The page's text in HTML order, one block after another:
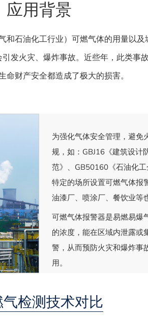
应用背景
石油化工行业）可燃气体的用量以
发火灾、爆炸事故。近些年，此类事
命财产安全都造成了极大的损害。
为强化气体安全管理，避免
规，如：GBJ16《建筑设计
范》、GB50160《石油化
特定的场所设置可燃气体报
油漆厂、喷涂厂、餐饮业等
可燃气体报警器是易燃易爆
的浓度，能在区域内泄露或
警，从而预防火灾和爆炸事
用。
检测技术对比